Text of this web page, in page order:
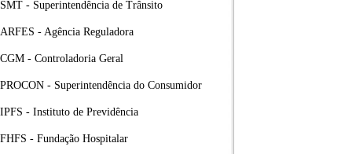
SMT - Superintendência de Trânsito
ARFES - Agência Reguladora
CGM - Controladoria Geral
PROCON - Superintendência do Consumidor
IPFS - Instituto de Previdência
FHFS - Fundação Hospitalar